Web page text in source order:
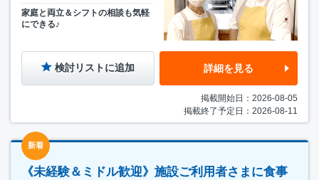
家庭と両立＆シフトの相談も気軽
にできる♪
検討リストに追加 詳細を見る
掲載開始日：2026-08-05
掲載終了予定日：2026-08-11
新着
《未経験＆ミドル歓迎》施設ご利用者さまに食事